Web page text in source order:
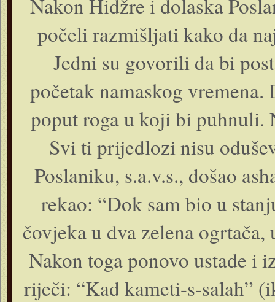
Nakon Hidžre i dolaska
počeli razmišljati kako da
Jedni su govorili da bi
početak namaskog
poput roga u koji bi puhnuli.
Svi ti prijedlozi nisu
Poslaniku, s.a.v.s., došao
rekao: “Dok sam bio u
čovjeka u dva zelena
Nakon toga ponovo ustade i
riječi: “Kad kameti-s-salah”